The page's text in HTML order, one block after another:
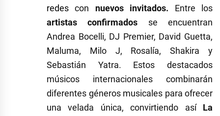
redes con nuevos invitados. Entre los
artistas confirmados se encuentran
Andrea Bocelli, DJ Premier, David Guetta,
Maluma, Milo J, Rosalía, Shakira y
Sebastián Yatra. Estos destacados
músicos internacionales combinarán
diferentes géneros musicales para ofrecer
una velada única, convirtiendo así La